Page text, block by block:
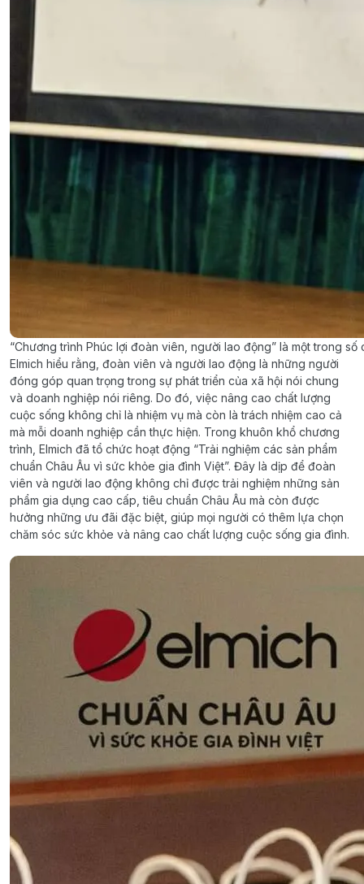
“Chương trình Phúc lợi đoàn viên, người lao động” là một trong
Elmich hiểu rằng, đoàn viên và người lao động là những người
đóng góp quan trọng trong sự phát triển của xã hội nói chung
và doanh nghiệp nói riêng. Do đó, việc nâng cao chất lượng
cuộc sống không chỉ là nhiệm vụ mà còn là trách nhiệm cao cả
mà mỗi doanh nghiệp cần thực hiện. Trong khuôn khổ chương
trình, Elmich đã tổ chức hoạt động “Trải nghiệm các sản phẩm
chuẩn Châu Âu vì sức khỏe gia đình Việt”. Đây là dịp để đoàn
viên và người lao động không chỉ được trải nghiệm những sản
phẩm gia dụng cao cấp, tiêu chuẩn Châu Âu mà còn được
hưởng những ưu đãi đặc biệt, giúp mọi người có thêm lựa chọn
chăm sóc sức khỏe và nâng cao chất lượng cuộc sống gia đình.